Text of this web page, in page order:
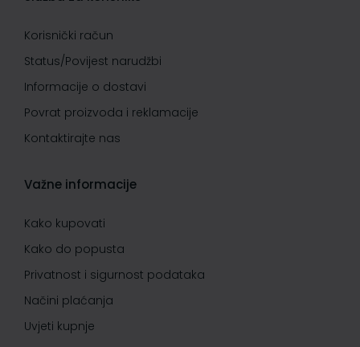
Korisnički račun
Status/Povijest narudžbi
Informacije o dostavi
Povrat proizvoda i reklamacije
Kontaktirajte nas
Važne informacije
Kako kupovati
Kako do popusta
Privatnost i sigurnost podataka
Načini plaćanja
Uvjeti kupnje